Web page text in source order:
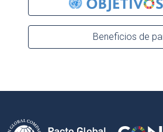
Beneficios de